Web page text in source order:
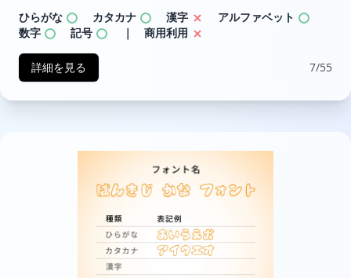
ひらがな
カタカナ 漢字
アルファベット
数字
記号 ｜ 商用利用
詳細を見る 7/55